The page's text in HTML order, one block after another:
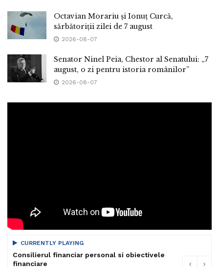
Octavian Morariu și Ionuț Curcă,
sărbătoriții zilei de 7 august
2026-08-07
Senator Ninel Peia, Chestor al Senatului: „7
august, o zi pentru istoria românilor”
2026-08-07
CURRENTLY PLAYING
Consilierul financiar personal si obiectivele
financiare